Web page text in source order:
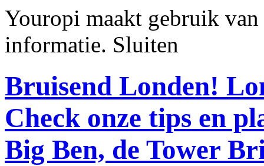
Youropi maakt gebruik
informatie. Sluiten
Bruisend Londen!
Check onze tips en
Big Ben, de Tower